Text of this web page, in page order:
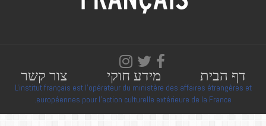
דף הבית מידע חוקי צור קשר
L'institut français est l'opérateur du ministère des affaires étrangères et
européennes pour l'action culturelle extérieure de la France.